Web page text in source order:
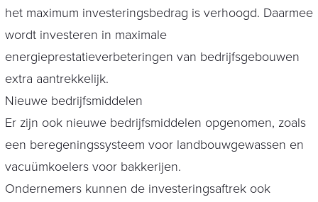
het maximum investeringsbedrag is verhoogd. Daarmee
wordt investeren in maximale
energieprestatieverbeteringen van bedrijfsgebouwen
extra aantrekkelijk.
Nieuwe bedrijfsmiddelen
Er zijn ook nieuwe bedrijfsmiddelen opgenomen, zoals
een beregeningssysteem voor landbouwgewassen en
vacuümkoelers voor bakkerijen.
Ondernemers kunnen de investeringsaftrek ook